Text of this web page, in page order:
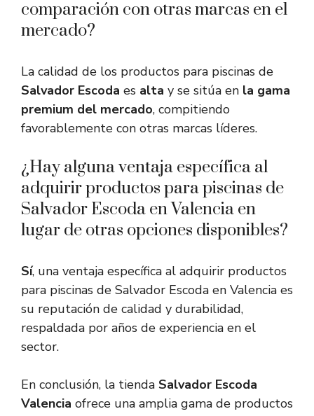
comparación con otras marcas en el
mercado?
La calidad de los productos para piscinas de
Salvador Escoda es alta y se sitúa en la gama
premium del mercado, compitiendo
favorablemente con otras marcas líderes.
¿Hay alguna ventaja específica al
adquirir productos para piscinas de
Salvador Escoda en Valencia en
lugar de otras opciones disponibles?
Sí, una ventaja específica al adquirir productos
para piscinas de Salvador Escoda en Valencia es
su reputación de calidad y durabilidad,
respaldada por años de experiencia en el
sector.
En conclusión, la tienda Salvador Escoda
Valencia ofrece una amplia gama de productos